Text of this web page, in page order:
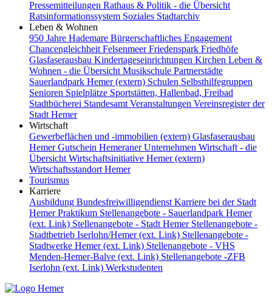
Pressemitteilungen Rathaus & Politik - die Übersicht
Ratsinformationssystem Soziales Stadtarchiv
Leben & Wohnen
950 Jahre Hademare Bürgerschaftliches Engagement
Chancengleichheit FelsenmeerFriedenspark Friedhöfe
Glasfaserausbau Kindertageseinrichtungen Kirchen Leben &
Wohnen - die Übersicht Musikschule Partnerstädte
Sauerlandpark Hemer (extern) Schulen Selbsthilfegruppen
Senioren Spielplätze Sportstätten, Hallenbad, Freibad
Stadtbücherei Standesamt Veranstaltungen Vereinsregister der
Stadt Hemer
Wirtschaft
Gewerbeflächen und -immobilien (extern) Glasfaserausbau
Hemer Gutschein Hemeraner Unternehmen Wirtschaft - die
Übersicht Wirtschaftsinitiative Hemer (extern)
Wirtschaftsstandort Hemer
Tourismus
Karriere
Ausbildung Bundesfreiwilligendienst Karriere bei der Stadt
HemerPraktikum Stellenangebote - Sauerlandpark Hemer
(ext. Link) Stellenangebote - Stadt Hemer Stellenangebote -
Stadtbetrieb Iserlohn/Hemer (ext. Link) Stellenangebote -
Stadtwerke Hemer (ext. Link) Stellenangebote - VHS
Menden-Hemer-Balve (ext. Link) Stellenangebote -ZFB
Iserlohn (ext. Link) Werkstudenten